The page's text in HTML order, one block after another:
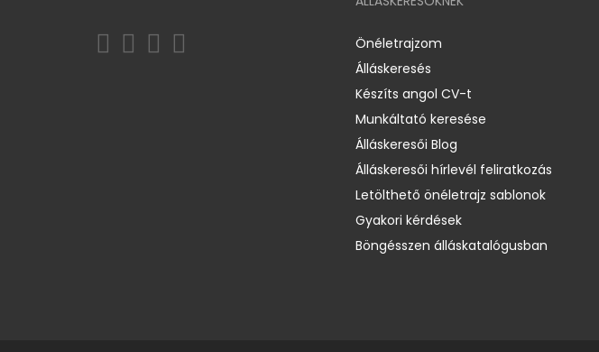
Önéletrajzom
Álláskeresés
Készíts angol CV-t
Munkáltató keresése
Álláskeresői Blog
Álláskeresői hírlevél feliratkozás
Letölthető önéletrajz sablonok
Gyakori kérdések
Böngésszen álláskatalógusban